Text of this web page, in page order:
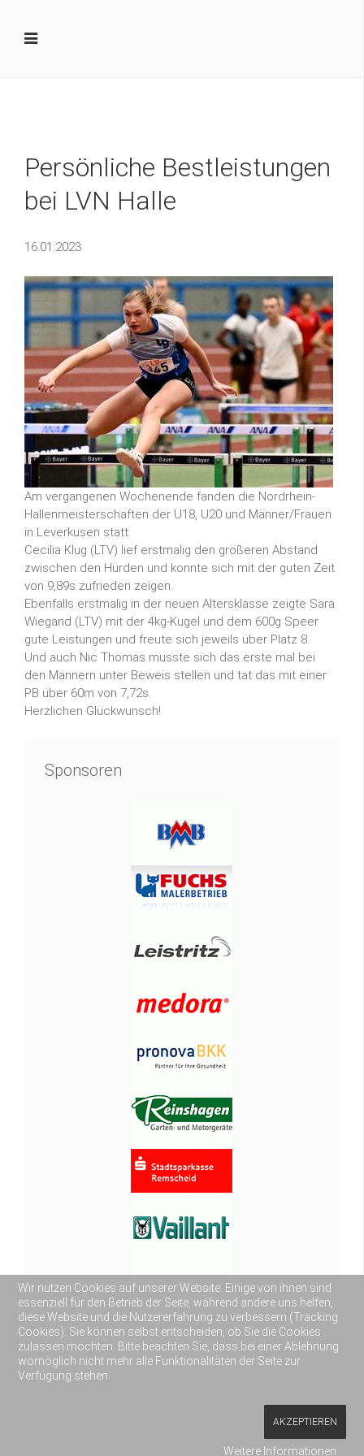
Persönliche Bestleistungen
bei LVN Halle
16.01.2023
Am vergangenen Wochenende fanden die Nordrhein-
Hallenmeisterschaften der U18, U20 und Männer/Frauen
in Leverkusen statt.
Cecilia Klug (LTV) lief erstmalig den größeren Abstand
zwischen den Hürden und konnte sich mit der guten Zeit
von 9,89s zufrieden zeigen.
Ebenfalls erstmalig in der neuen Altersklasse zeigte Sara
Wiegand (LTV) mit der 4kg-Kugel und dem 600g Speer
gute Leistungen und freute sich jeweils über Platz 8.
Und auch Nic Thomas musste sich das erste mal bei
den Männern unter Beweis stellen und tat das mit einer
PB über 60m von 7,72s.
Herzlichen Glückwunsch!
Sponsoren
Wir nutzen Cookies auf unserer Website. Einige von ihnen sind
essenziell für den Betrieb der Seite, während andere uns helfen,
diese Website und die Nutzererfahrung zu verbessern (Tracking
Cookies). Sie können selbst entscheiden, ob Sie die Cookies
zulassen möchten. Bitte beachten Sie, dass bei einer Ablehnung
womöglich nicht mehr alle Funktionalitäten der Seite zur
Verfügung stehen.
AKZEPTIEREN
Weitere Informationen